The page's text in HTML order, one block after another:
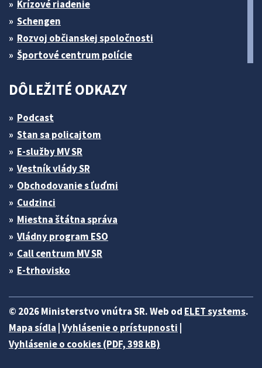
Krízové riadenie
Schengen
Rozvoj občianskej spoločnosti
Športové centrum polície
DÔLEŽITÉ ODKAZY
Podcast
Stan sa policajtom
E-služby MV SR
Vestník vlády SR
Obchodovanie s ľuďmi
Cudzinci
Miestna štátna správa
Vládny program ESO
Call centrum MV SR
E-trhovisko
© 2026 Ministerstvo vnútra SR. Web od ELET systems.
Mapa sídla Vyhlásenie o prístupnosti
Vyhlásenie o cookies (PDF, 398 kB)